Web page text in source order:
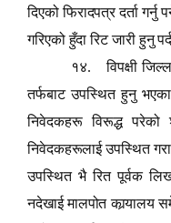
दिएको फिरादपत्र दर्ता गर्नु
गरिएको हुँदा रिट जारी हुनु
१४. विपक्षी
तर्फबाट उपस्थित हुनु
निवेदकहरू विरूद्ध परेको
निवेदकहरूलाई उपस्थित
उपस्थित भै रित पूर्वक
नदेखाई मालपोत कार्‍यालय